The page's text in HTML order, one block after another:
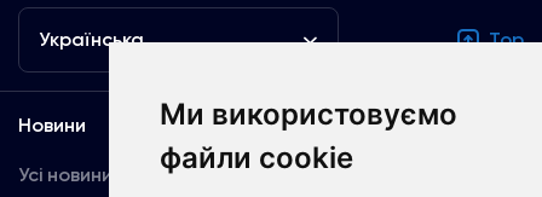
Ми використовуємо
файли cookie
Українська Top
Новини
Усі новини
Медіа
Динамо TV